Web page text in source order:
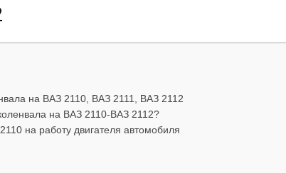
на ВАЗ 2110, ВАЗ 2111, ВАЗ 2112
на ВАЗ 2110-ВАЗ 2112?
на работу двигателя автомобиля